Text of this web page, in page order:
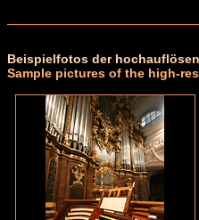
Beispielfotos der
Sample pictures of the high-